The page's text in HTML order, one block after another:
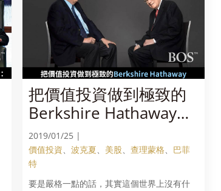
把價值投資做到極致的
Berkshire Hathaway
（Symbol:
BRK.A/BRK.B）波克夏·
海瑟威（上）
2019/01/25 |
價值投資、波克夏、 美股、查理蒙格、 巴菲
特
要是嚴格一點的話，其實這個世界上沒有什